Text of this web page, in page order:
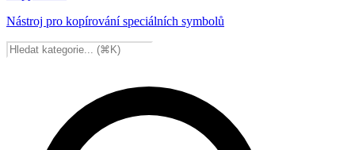
Nástroj pro kopírování speciálních symbolů